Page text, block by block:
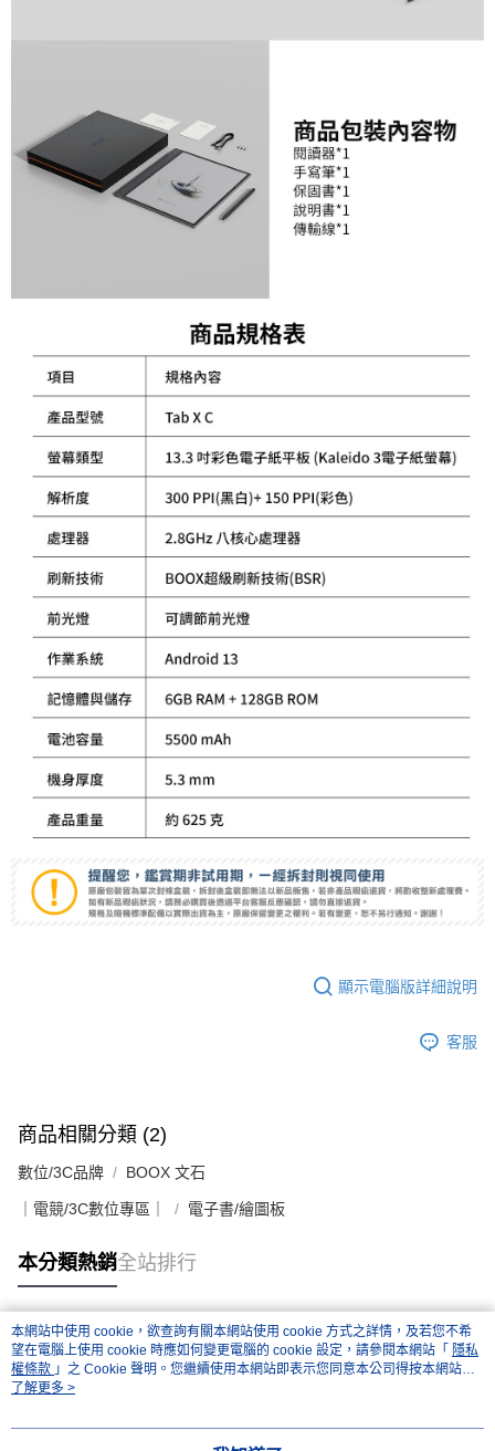
顯示電腦版詳細說明
客服
商品相關分類 (2)
數位/3C品牌 BOOX 文石
｜電競/3C數位專區｜ 電子書/繪圖板
本分類熱銷全站排行
熱門標籤
本網站中使用 cookie，欲查詢有關本網站使用 cookie 方式之詳情，及若您不希
望在電腦上使用 cookie 時應如何變更電腦的 cookie 設定，請參閱本網站「 隱私
權條款 」之 Cookie 聲明。您繼續使用本網站即表示您同意本公司得按本網站使
用條款之 Cookie 聲明使用 cookie。
了解更多 >